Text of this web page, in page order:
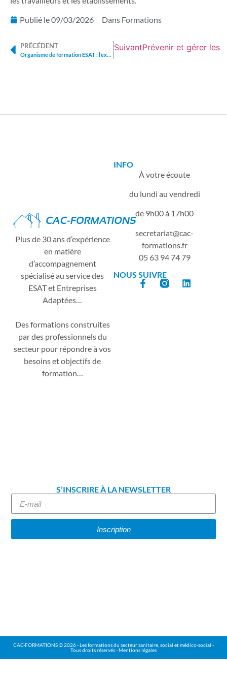
Publié le09/03/2026 Dans Formations
PRÉCÉDENT
Organisme de formation ESAT : l’expertise terrain au service des équipes
SuivantPrévenir et gérer les
Plus de 30 ans d’expérience
en matière
d’accompagnement
spécialisé au service des
ESAT et Entreprises
Adaptées…
Des formations construites
par des professionnels du
secteur pour répondre à vos
besoins et objectifs de
formation…
INFO
À votre écoute
du lundi au vendredi
de 9h00 à 17h00
secretariat
cac-
formations.fr
05 63 94 74 79
NOUS SUIVRE
S’INSCRIRE À LA NEWSLETTER
Inscription
CAC-FORMATIONS © 2026 - Les formations du secteur sanitaire, social et médico-social -
Tous droits réservés - Mentions légales